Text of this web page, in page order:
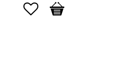
Favoriter
Kundvagn